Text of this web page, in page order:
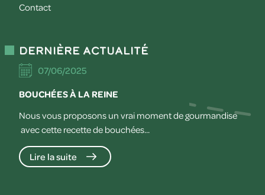
Contact
Dernière actualité
07/06/2025
BOUCHÉES À LA REINE
Nous vous proposons un vrai moment de gourmandise
avec cette recette de bouchées...
Lire la suite